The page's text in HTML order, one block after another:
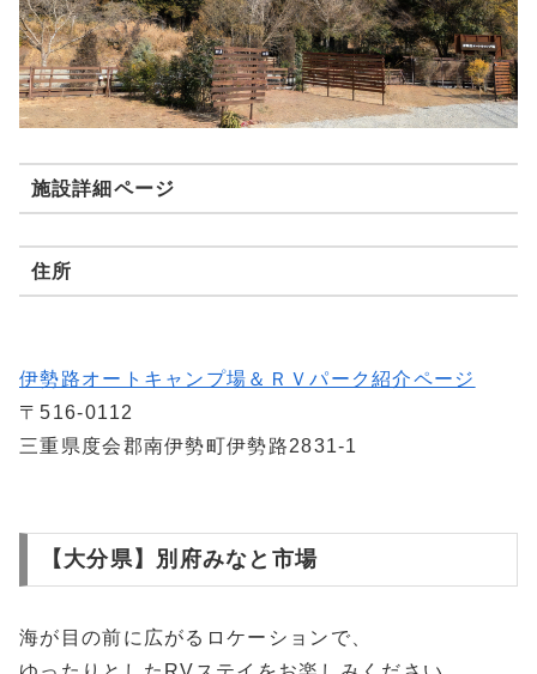
施設詳細ページ
住所
伊勢路オートキャンプ場＆ＲＶパーク紹介ページ
〒516-0112
三重県度会郡南伊勢町伊勢路2831-1
【大分県】別府みなと市場
海が目の前に広がるロケーションで、